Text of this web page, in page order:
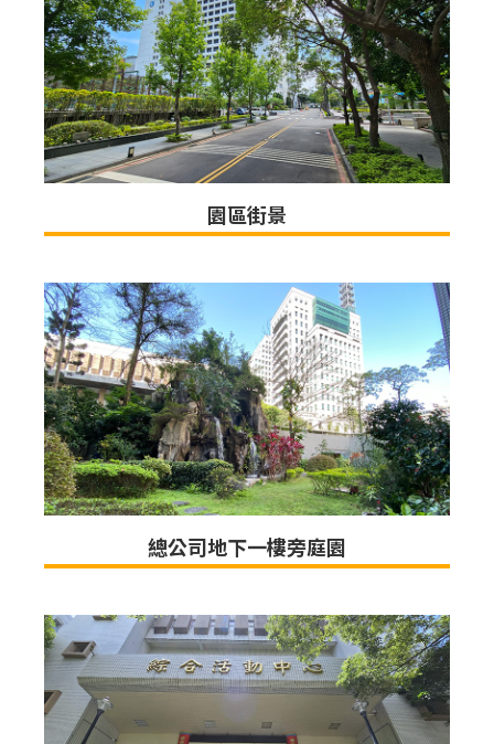
園區街景
總公司地下一樓旁庭園